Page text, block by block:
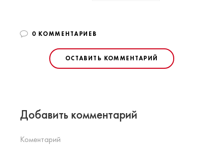
0 КОММЕНТАРИЕВ
ОСТАВИТЬ КОММЕНТАРИЙ
Добавить комментарий
Коментарий